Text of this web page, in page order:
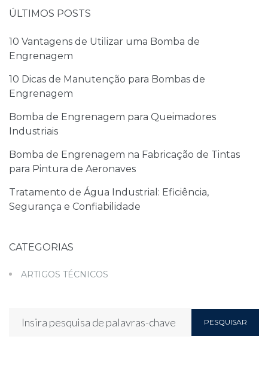
ÚLTIMOS POSTS
10 Vantagens de Utilizar uma Bomba de
Engrenagem
10 Dicas de Manutenção para Bombas de
Engrenagem
Bomba de Engrenagem para Queimadores
Industriais
Bomba de Engrenagem na Fabricação de Tintas
para Pintura de Aeronaves
Tratamento de Água Industrial: Eficiência,
Segurança e Confiabilidade
CATEGORIAS
ARTIGOS TÉCNICOS
PESQUISAR